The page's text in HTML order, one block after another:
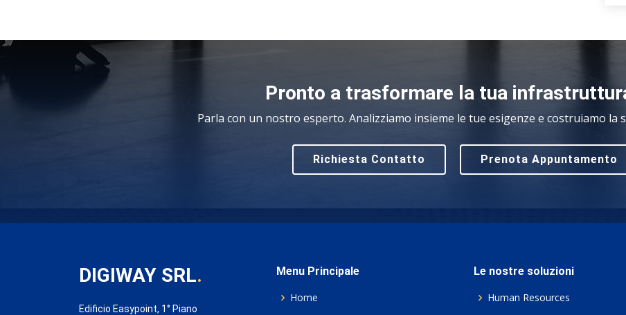
Pronto a trasformare la tua
Parla con un nostro esperto. Analizziamo insieme le tue esigenze e costruiamo la
Richiesta Contatto Prenota Appuntamento
DIGIWAY SRL.
Edificio Easypoint, 1° Piano
Menu Principale
Home
Le nostre soluzioni
Human Resources